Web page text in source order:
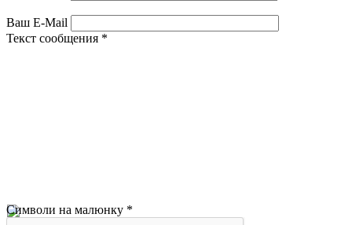
Ваш E-Mail
Текст сообщения *
Символи на малюнку *